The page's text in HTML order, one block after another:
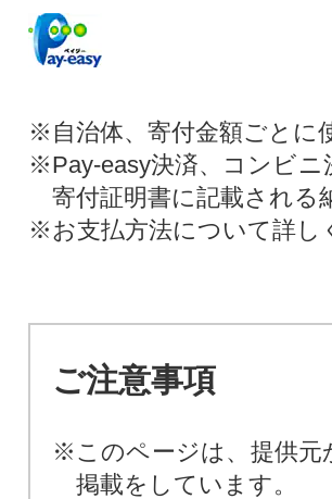
※自治体、寄付金額ごとに
※Pay-easy決済、コンビ
寄付証明書に記載される
※お支払方法について詳し
ご注意事項
※このページは、提供元
掲載をしています。